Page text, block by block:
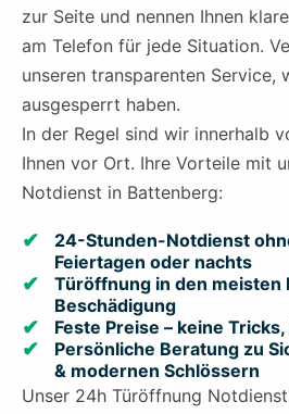
zur Seite und nennen Ihnen
am Telefon für jede Situation.
unseren transparenten Service,
ausgesperrt haben.
In der Regel sind wir innerhalb
Ihnen vor Ort. Ihre Vorteile mit
Notdienst in Battenberg:
24-Stunden-Notdienst
Feiertagen oder nachts
Türöffnung in den meisten
Beschädigung
Feste Preise – keine
Persönliche Beratung zu
& modernen Schlössern
Unser 24h Türöffnung